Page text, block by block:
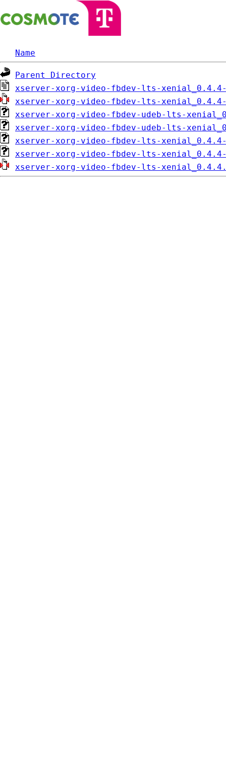
Name
Parent Directory
xserver-xorg-video-fbdev-lts-
xserver-xorg-video-fbdev-lts-
xserver-xorg-video-fbdev-udeb-lts-
xserver-xorg-video-fbdev-udeb-lts-
xserver-xorg-video-fbdev-lts-
xserver-xorg-video-fbdev-lts-xenial_0.4.4-
xserver-xorg-video-fbdev-lts-